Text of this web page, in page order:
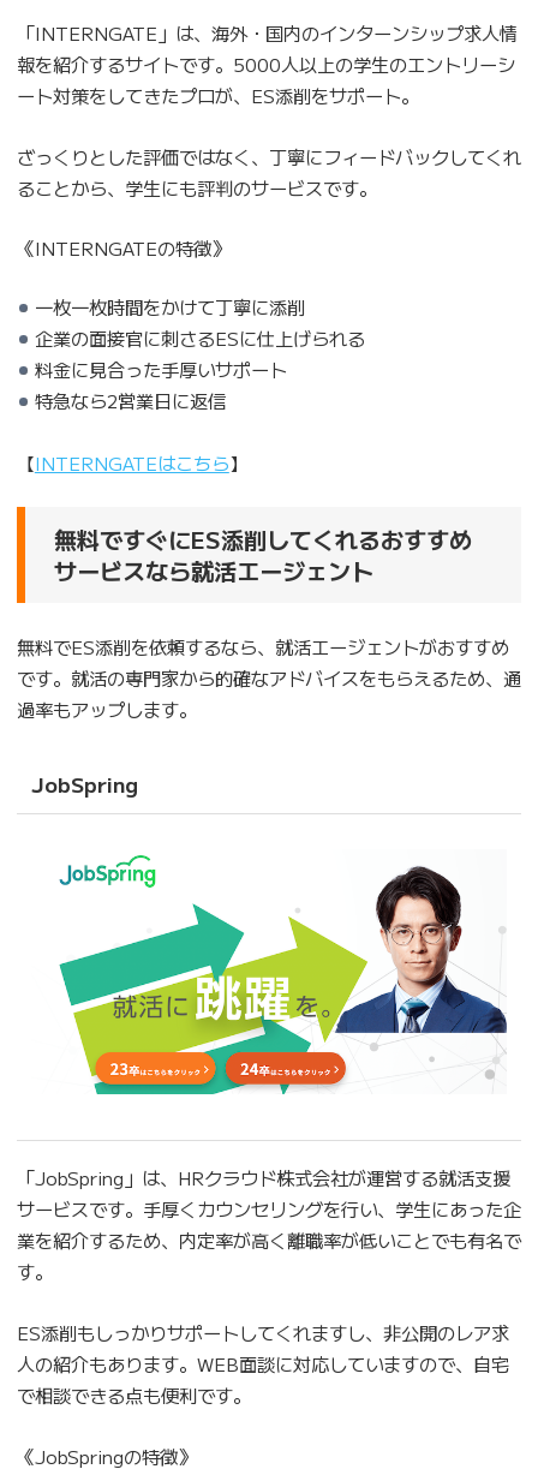
「INTERNGATE」は、海外・国内のインターンシップ求人情
報を紹介するサイトです。5000人以上の学生のエントリーシ
ート対策をしてきたプロが、ES添削をサポート。
ざっくりとした評価ではなく、丁寧にフィードバックしてくれ
ることから、学生にも評判のサービスです。
《INTERNGATEの特徴》
一枚一枚時間をかけて丁寧に添削
企業の面接官に刺さるESに仕上げられる
料金に見合った手厚いサポート
特急なら2営業日に返信
【INTERNGATEはこちら】
無料ですぐにES添削してくれるおすすめ
サービスなら就活エージェント
無料でES添削を依頼するなら、就活エージェントがおすすめ
です。就活の専門家から的確なアドバイスをもらえるため、通
過率もアップします。
JobSpring
「JobSpring」は、HRクラウド株式会社が運営する就活支援
サービスです。手厚くカウンセリングを行い、学生にあった企
業を紹介するため、内定率が高く離職率が低いことでも有名で
す。
ES添削もしっかりサポートしてくれますし、非公開のレア求
人の紹介もあります。WEB面談に対応していますので、自宅
で相談できる点も便利です。
《JobSpringの特徴》